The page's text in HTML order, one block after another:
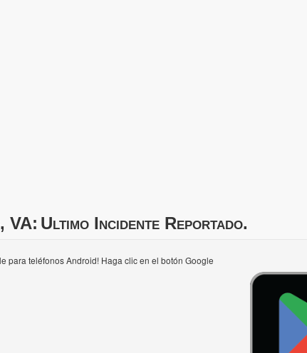
VA: Ultimo Incidente Reportado.
para teléfonos Android! Haga clic en el botón Google